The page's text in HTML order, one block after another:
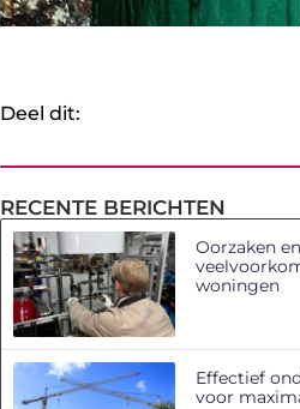
Deel dit:
RECENTE BERICHTEN
Oorzaken
woningen
Effectief
voor